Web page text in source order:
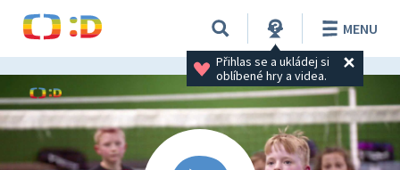
Přihlas se a ukládej si
oblíbené hry a videa.
MENU